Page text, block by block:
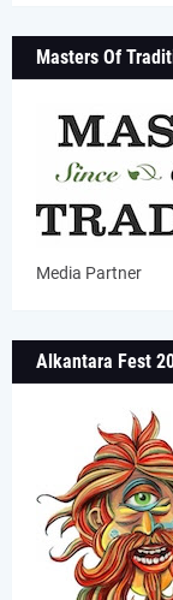
Masters Of
Media Partner
Alkantara Fest